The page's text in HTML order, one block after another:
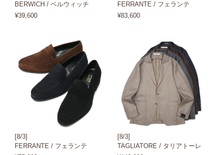
BERWICH / ベルウィッチ
¥39,600
FERRANTE / フェランテ
¥83,600
[8/3]
FERRANTE / フェランテ
[8/3]
TAGLIATORE / タリアトーレ